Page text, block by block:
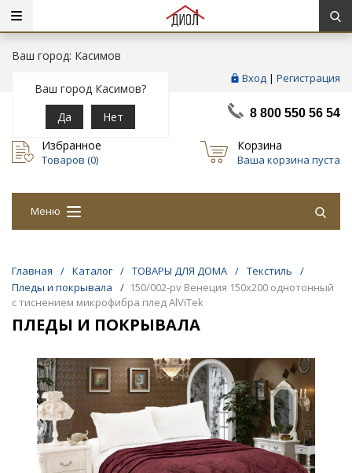
Ваш город: Касимов
Ваш город Касимов?
Да
Нет
Вход | Регистрация
8 800 550 56 54
Избранное
Товаров (0)
Корзина
Ваша корзина пуста
Меню
Главная / Каталог / ТОВАРЫ ДЛЯ ДОМА / Текстиль
/
Пледы и покрывала
/ 150/002-pv Венеция 150х200 однотонный
с тиснением микрофибра плед AlViTek
ПЛЕДЫ И ПОКРЫВАЛА